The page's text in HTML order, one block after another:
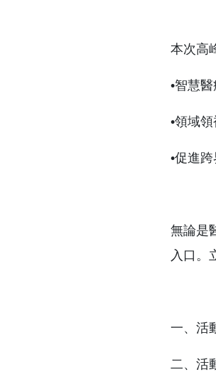
本次高
•智慧
•領域
•促進
無論是
入口。
一、活
二、活